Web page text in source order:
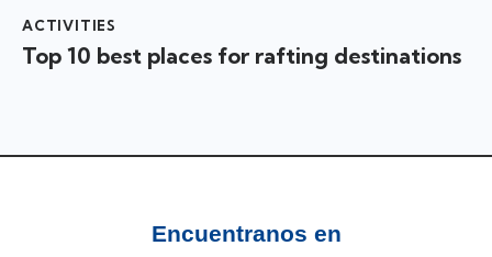
ACTIVITIES
Top 10 best places for rafting destinations
Encuentranos en